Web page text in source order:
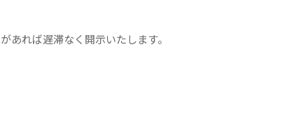
あれば遅滞なく開示いたします。